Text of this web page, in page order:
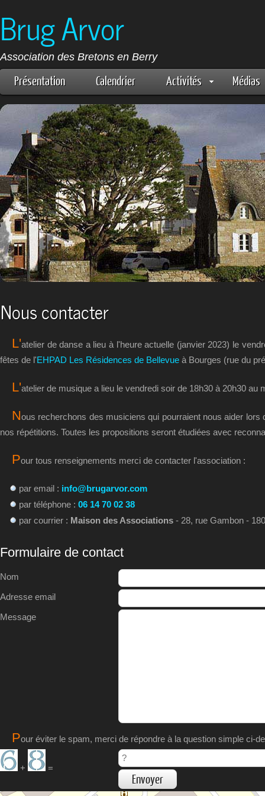
Brug Arvor
Association des Bretons en Berry
Présentation Calendrier Activités Médias
Nous contacter
L'atelier de danse a lieu à l'heure actuelle (janvier 2023) le
fêtes de l'EHPAD Les Résidences de Bellevue à Bourges (rue du
L'atelier de musique a lieu le vendredi soir de 18h30 à 20h30 au
Nous recherchons des musiciens qui pourraient nous aider lors
nos répétitions. Toutes les propositions seront étudiées avec
Pour tous renseignements merci de contacter l'association :
par email : info@brugarvor.com
par téléphone : 06 14 70 02 38
par courrier : Maison des Associations - 28, rue Gambon -
Formulaire de contact
Nom
Adresse email
Message
Pour éviter le spam, merci de répondre à la question simple ci-
+ =